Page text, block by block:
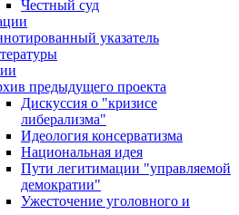
Честный суд
указатель
предыдущего проекта
Дискуссия о "кризисе
либерализма"
Идеология консерватизма
Национальная идея
Пути легитимации "управляемой
демократии"
Ужесточение уголовного и